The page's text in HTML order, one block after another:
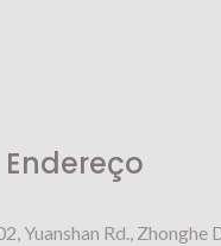
Yuanshan Rd., Zhonghe